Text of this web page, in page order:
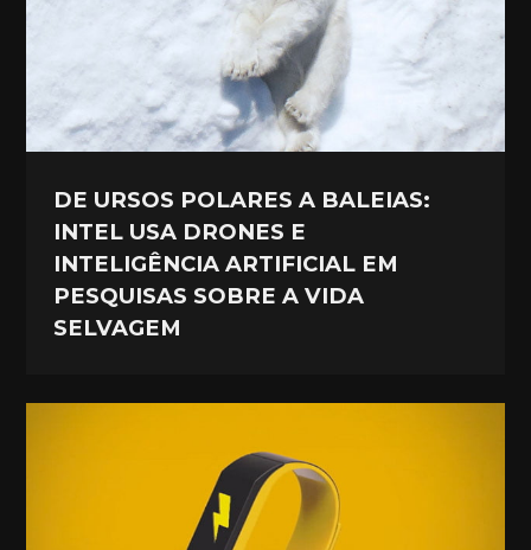
DE URSOS POLARES A BALEIAS:
INTEL USA DRONES E
INTELIGÊNCIA ARTIFICIAL EM
PESQUISAS SOBRE A VIDA
SELVAGEM